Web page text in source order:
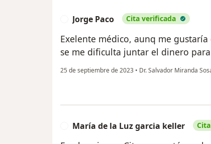
Jorge Paco Cita verificada
Exelente médico, aunq me
se me dificulta juntar el dinero
25 de septiembre de 2023 • Dr. Salvador Miranda
María de la Luz garcia keller